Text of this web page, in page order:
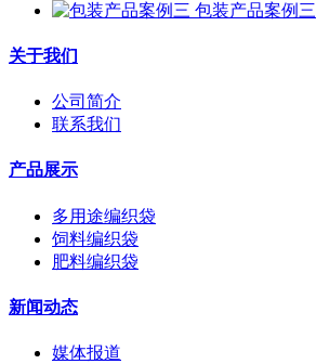
包装产品案例三
关于我们
公司简介
联系我们
产品展示
多用途编织袋
饲料编织袋
肥料编织袋
新闻动态
媒体报道